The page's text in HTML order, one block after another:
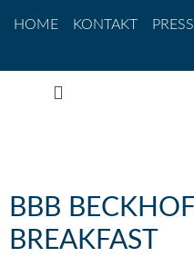
HOME
KONTAKT
BBB
BREAKFAST